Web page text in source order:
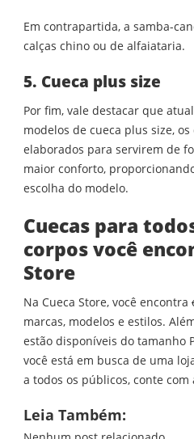
Em contrapartida, a samba-
calças chino ou de alfaiataria.
5. Cueca plus size
Por fim, vale destacar que
modelos de cueca plus size,
elaborados para servirem de
maior conforto,
escolha do modelo.
Cuecas para
corpos você
Store
Na Cueca Store, você encontra
marcas, modelos e estilos.
estão disponíveis do tamanho
você está em busca de uma
a todos os públicos, conte com
Leia Também: